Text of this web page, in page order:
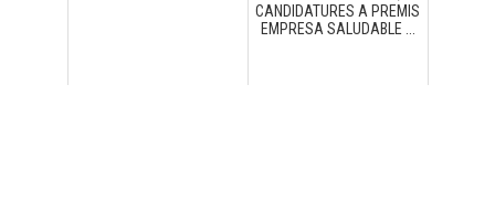
CANDIDATURES A PREMIS
EMPRESA SALUDABLE ...